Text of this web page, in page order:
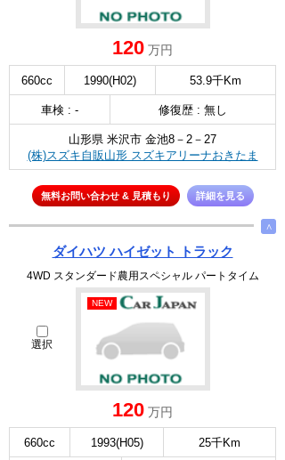
120 万円
660cc 1990(H02) 53.9千Km
車検 : - 修復歴 : 無し
山形県 米沢市 金池8－2－27
(株)スズキ自販山形 スズキアリーナおきたま
無料お問い合わせ & 見積もり 詳細を見る
∧
ダイハツ ハイゼット トラック
4WD スタンダード農用スペシャル パートタイム
選択
NEW
120 万円
660cc 1993(H05) 25千Km